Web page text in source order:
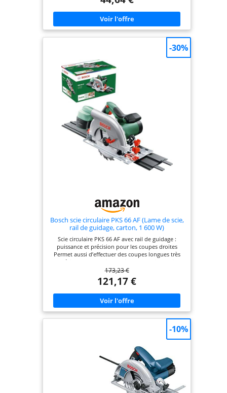
démarrage inattendu; La carte de protection en
plastique peut protéger efficacement les
utilisateurs; Coupure couverte en caoutchouc,
réduire les vibrations, augmenter le confort
Réglage de la profondeur de l'angle de coupe et de
réglable ， La profondeur de coupe maximale à 90
degrés est de 62 mm et à 45 degrés, il s'agit d'un
guide d'angle de 48 mm et d'un ajustement rapide
qui se verrouille pour la tranquillité d'esprit Le
système de collecte de poussière: équipé d'une
sortie de poussière, qui peut être connecté à
l'aspirateur, réduire efficacement la poussière et
garder l'environnement de travail soigné Ce que
vous obtiendrez: 1 * GALAX PRO Scies circulaires, 1
* 185mm 24-teeth TCT Lame de scie circulaire (Ne
peut être utilisé que pour scier du bois), 1 x clé
hexagonale, 1 * guide de déchirure, 1 * manuel
d'utilisation
Bosch scie circulaire PKS 66 AF (Lame de scie,
rail de guidage, carton, 1 600 W)
Scie circulaire PKS 66 AF avec rail de guidage :
puissance et précision pour les coupes droites
Permet aussi d’effectuer des coupes longues très
précises avec le rail de guidage fourni Travail
propre car 80 % des copeaux sont récupérés par le
boîtier CleanSystem fourni Accepte les lames de
scie circulaire avec un diamètre nominal de 190
mm Livré avec : PKS 66 AF, boîtier CleanSystem,
guide de coupe CutControl, trois éléments de rail
de guidage (de 35 cm chacun), lame Speedline
Wood (diamètre 190 mm), butée parallèle, carton
173,23 €
121,17 €
-30%
-10%